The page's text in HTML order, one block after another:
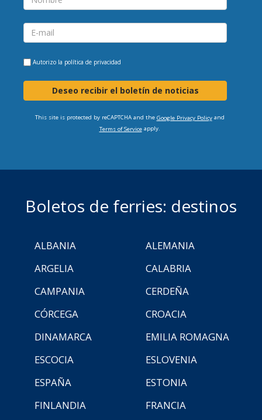
Autorizo la política de privacidad
Deseo recibir el boletín de noticias
This site is protected by reCAPTCHA and the Google Privacy Policyand
Terms of Serviceapply.
Boletos de ferries: destinos
ALBANIA
ALEMANIA
ARGELIA
CALABRIA
CAMPANIA
CERDEÑA
CÓRCEGA
CROACIA
DINAMARCA
EMILIA ROMAGNA
ESCOCIA
ESLOVENIA
ESPAÑA
ESTONIA
FINLANDIA
FRANCIA